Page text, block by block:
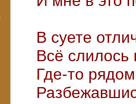
В суете
Всё слилось
Где-то